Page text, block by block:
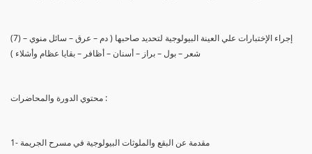
(7) إجراء الإختبارات علي العينة البيولوجية لتحديد صاحبها ( دم – عرق – سائل منوي –
شعر – بول – براز – أسنان – أظافر – بقايا عظام وأشلاء )
محتوي الدورة والمحاضرات :
1- مقدمة عن البقع والملوثات البيولوجية في مسرح الجريمة